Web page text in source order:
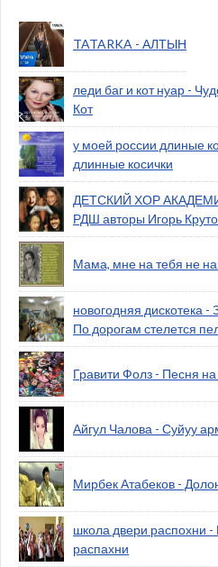
TATARKA - АЛТЫН
леди баг и кот нуар -
Кот
у моей россии длиные
длинные косички
ДЕТСКИЙ ХОР
РДШ авторы Игорь
Мама, мне на тебя не
новогодняя дискотека
По дорогам стелется
Гравити Фолз - Песня на
Айгул Чалова - Суйуу
Мирбек Атабеков -
школа двери распохни
распахни